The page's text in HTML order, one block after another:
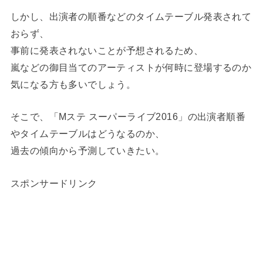
しかし、出演者の順番などのタイムテーブル発表されて
おらず、
事前に発表されないことが予想されるため、
嵐などの御目当てのアーティストが何時に登場するのか
気になる方も多いでしょう。
そこで、「Mステ スーパーライブ2016」の出演者順番
やタイムテーブルはどうなるのか、
過去の傾向から予測していきたい。
スポンサードリンク